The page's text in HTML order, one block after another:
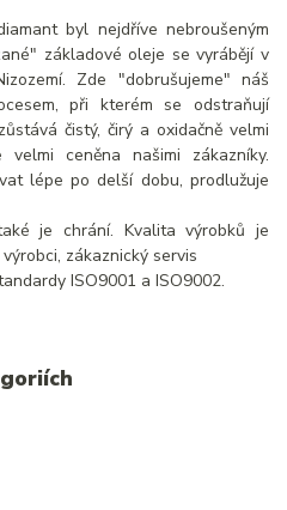
byl nejdříve nebroušeným
základové oleje se vyrábějí v
Zde "dobrušujeme" náš
při kterém se odstraňují
čistý, čirý a oxidačně velmi
ceněna našimi zákazníky.
lépe po delší dobu, prodlužuje
je chrání. Kvalita výrobků je
zákaznický servis
ISO9001 a ISO9002.